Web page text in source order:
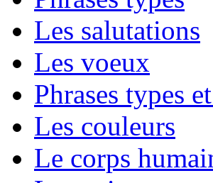
Les salutations
Les voeux
Phrases types
Les couleurs
Le corps